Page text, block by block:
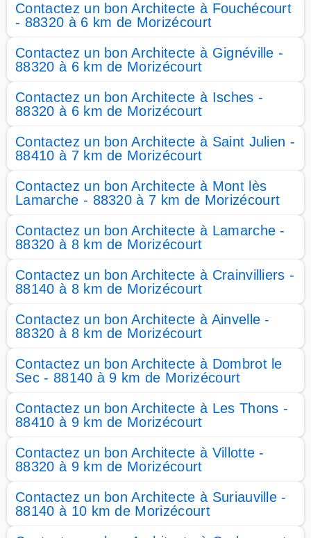
Contactez un bon Architecte à Fouchécourt
- 88320 à 6 km de Morizécourt
Contactez un bon Architecte à Gignéville -
88320 à 6 km de Morizécourt
Contactez un bon Architecte à Isches -
88320 à 6 km de Morizécourt
Contactez un bon Architecte à Saint Julien -
88410 à 7 km de Morizécourt
Contactez un bon Architecte à Mont lès
Lamarche - 88320 à 7 km de Morizécourt
Contactez un bon Architecte à Lamarche -
88320 à 8 km de Morizécourt
Contactez un bon Architecte à Crainvilliers -
88140 à 8 km de Morizécourt
Contactez un bon Architecte à Ainvelle -
88320 à 8 km de Morizécourt
Contactez un bon Architecte à Dombrot le
Sec - 88140 à 9 km de Morizécourt
Contactez un bon Architecte à Les Thons -
88410 à 9 km de Morizécourt
Contactez un bon Architecte à Villotte -
88320 à 9 km de Morizécourt
Contactez un bon Architecte à Suriauville -
88140 à 10 km de Morizécourt